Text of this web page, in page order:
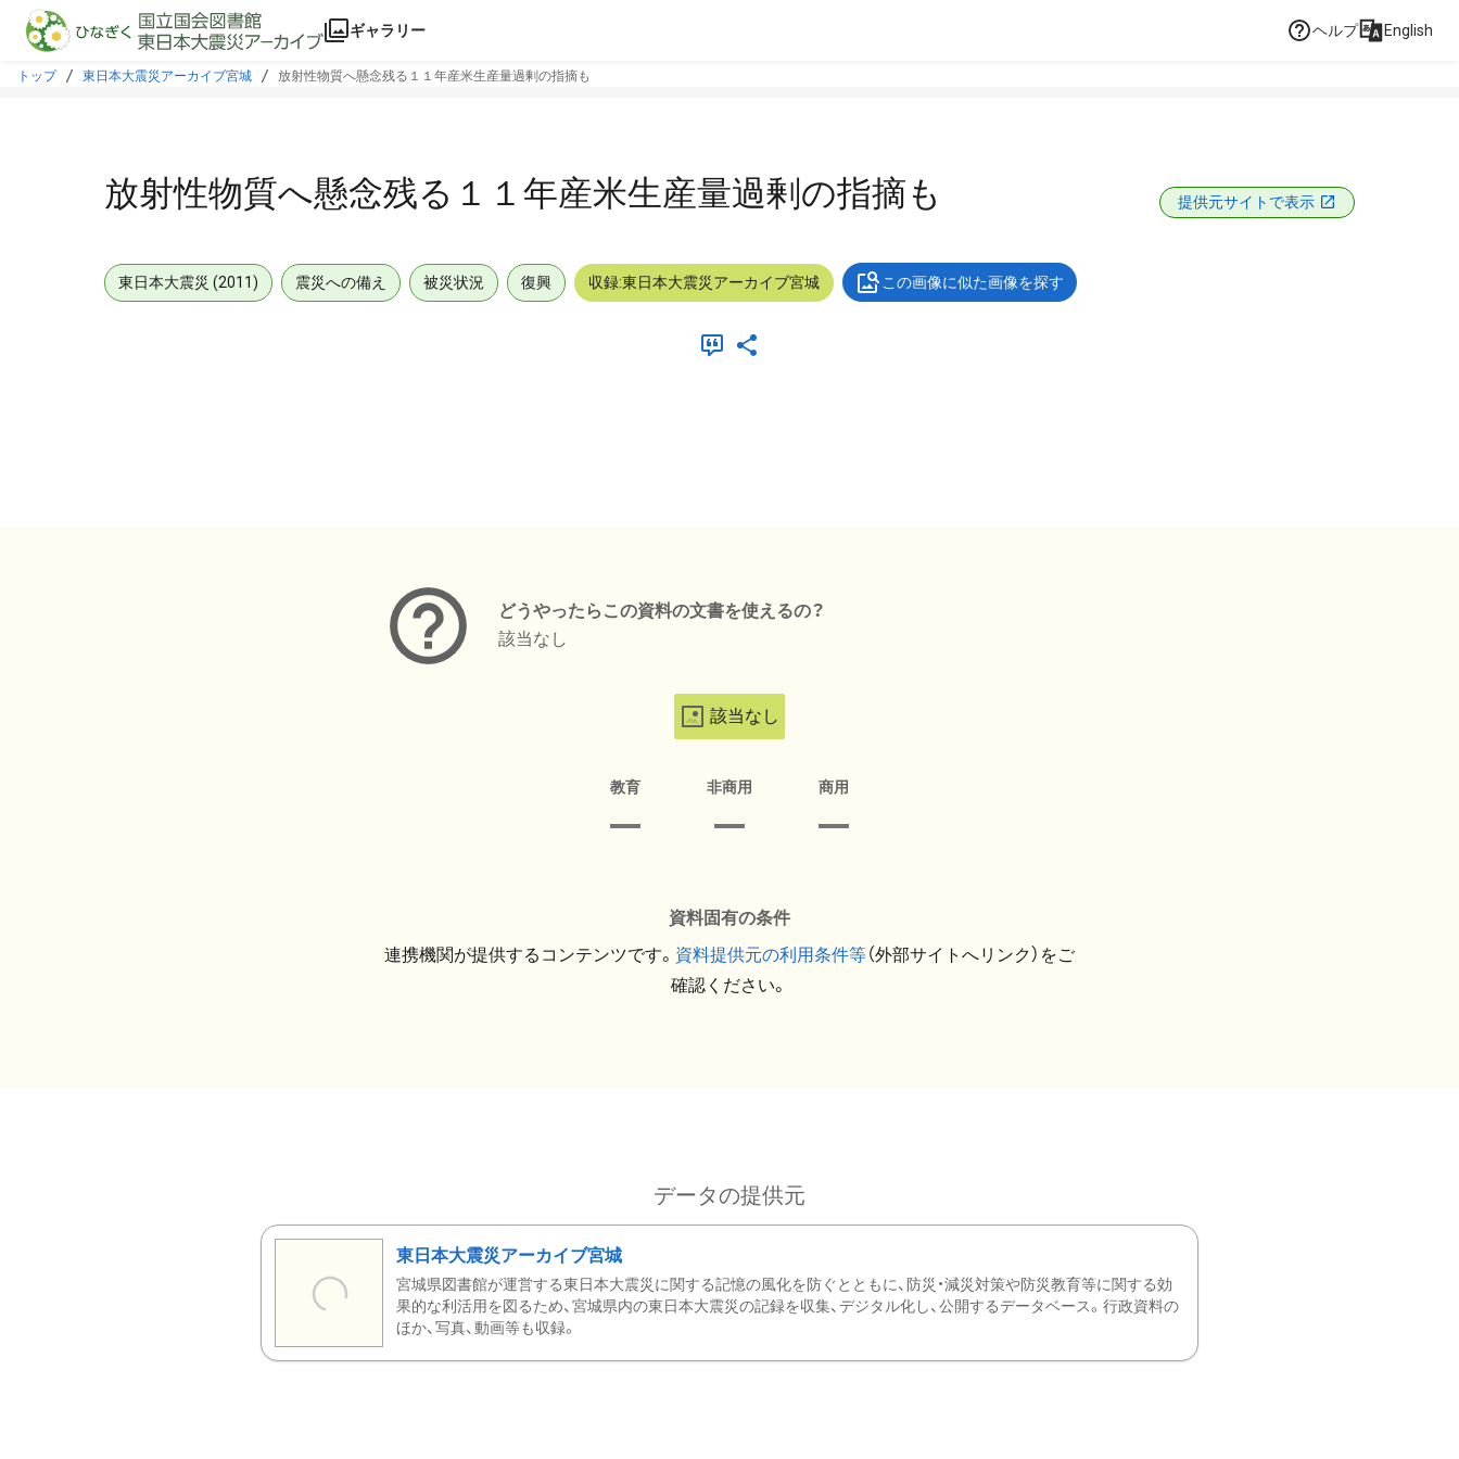
本文に飛ぶ
ギャラリー ヘルプ English
トップ 東日本大震災アーカイブ宮城 放射性物質へ懸念残る１１年産米生産量過剰の指摘も
放射性物質へ懸念残る１１年産米生産量過剰の指摘も 提供元サイトで表示
東日本大震災 (2011) 震災への備え 被災状況 復興 収録:東日本大震災アーカイブ宮城 この画像に似た画像を探す
どうやったらこの資料の文書を使えるの？
該当なし
該当なし
教育 非商用 商用
資料固有の条件
連携機関が提供するコンテンツです。 資料提供元の利用条件等（外部サイトへリンク）をご
確認ください。
データの提供元
東日本大震災アーカイブ宮城
宮城県図書館が運営する東日本大震災に関する記憶の風化を防ぐとともに、防災・減災対策や防災教育等に関する効
果的な利活用を図るため、宮城県内の東日本大震災の記録を収集、デジタル化し、公開するデータベース。行政資料の
ほか、写真、動画等も収録。